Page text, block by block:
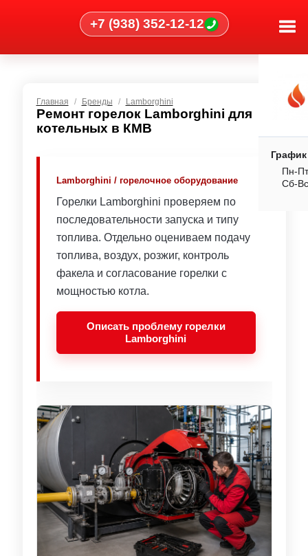
+7 (938) 352-12-12
Пн-
Сб-
Главная Бренды Lamborghini
Ремонт горелок Lamborghini для
котельных в КМВ
Lamborghini / горелочное оборудование
Горелки Lamborghini проверяем по
последовательности запуска и типу
топлива. Отдельно оцениваем подачу
топлива, воздух, розжиг, контроль
факела и согласование горелки с
мощностью котла.
Описать проблему горелки
Lamborghini